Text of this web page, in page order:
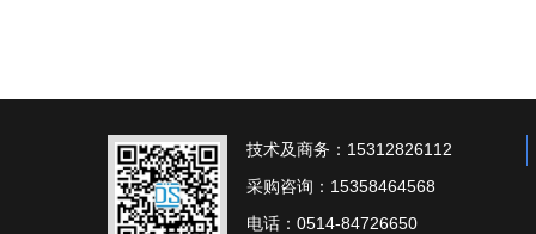
技术及商务：15312826112
采购咨询：15358464568
电话：0514-84726650